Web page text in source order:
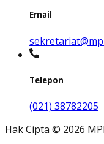
Email
Telepon
(021) 38782205
Hak Cipta © 2026